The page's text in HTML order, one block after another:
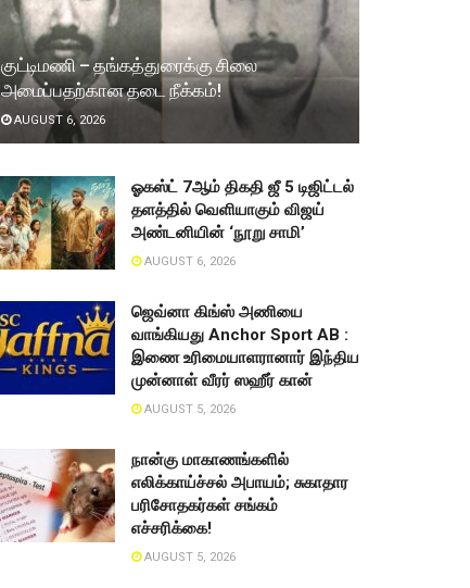
குட்டிமணி – தங்கத்துரைக்கு சிலை
அமைப்பதற்கான தடை நீக்கம்!
AUGUST 6, 2026
ஓகஸ்ட் 7ஆம் திகதி ஜீ 5 டிஜிட்டல்
தளத்தில் வெளியாகும் விஜய்
அண்டனியின் ‘நூறு சாமி’
AUGUST 6, 2026
ஜெவ்னா கிங்ஸ் அணியை
வாங்கியது Anchor Sport AB :
இணை உரிமையாளரானார் இந்திய
முன்னாள் வீரர் ஸஹீர் கான்
AUGUST 5, 2026
நான்கு மாகாணங்களில்
எலிக்காய்ச்சல் அபாயம்; சுகாதார
பரிசோதகர்கள் சங்கம்
எச்சரிக்கை!
AUGUST 5, 2026